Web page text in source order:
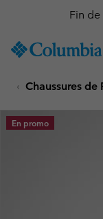
TO
SKIP
MAIN
NAV
Fin de
Chaussures de
En promo